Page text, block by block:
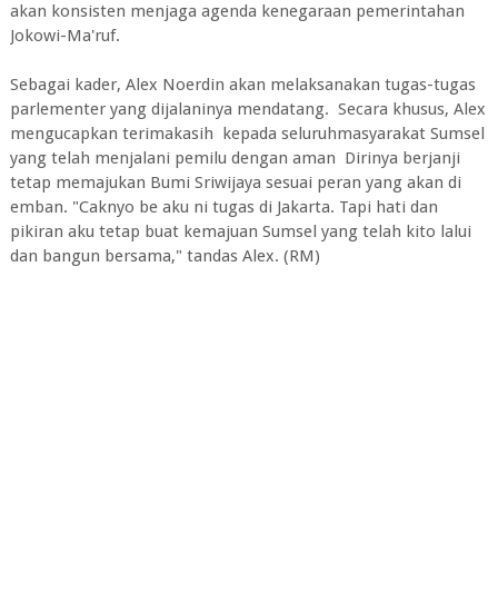
akan konsisten menjaga agenda kenegaraan pemerintahan
Jokowi-Ma'ruf.
Sebagai kader, Alex Noerdin akan melaksanakan tugas-tugas
parlementer yang dijalaninya mendatang. Secara khusus, Alex
mengucapkan terimakasih kepada seluruhmasyarakat Sumsel
yang telah menjalani pemilu dengan aman Dirinya berjanji
tetap memajukan Bumi Sriwijaya sesuai peran yang akan di
emban. "Caknyo be aku ni tugas di Jakarta. Tapi hati dan
pikiran aku tetap buat kemajuan Sumsel yang telah kito lalui
dan bangun bersama," tandas Alex. (RM)